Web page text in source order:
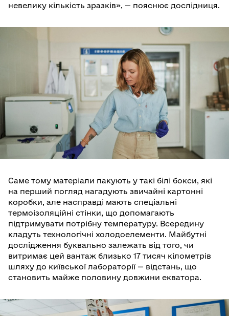
невелику кількість зразків», — пояснює дослідниця.
Саме тому матеріали пакують у такі білі бокси, які
на перший погляд нагадують звичайні картонні
коробки, але насправді мають спеціальні
термоізоляційні стінки, що допомагають
підтримувати потрібну температуру. Всередину
кладуть технологічні холодоелементи. Майбутні
дослідження буквально залежать від того, чи
витримає цей вантаж близько 17 тисяч кілометрів
шляху до київської лабораторії — відстань, що
становить майже половину довжини екватора.